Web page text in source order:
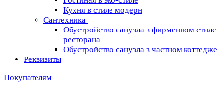
Кухня в стиле модерн
Сантехника
Обустройство санузла в фирменном стиле
ресторана
Обустройство санузла в частном коттедже
Реквизиты
Покупателям